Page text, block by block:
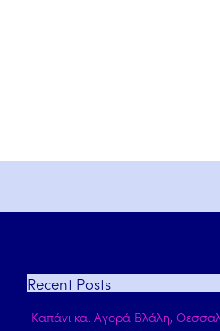
Recent Posts
Καπάνι και Αγορά Βλάλη,